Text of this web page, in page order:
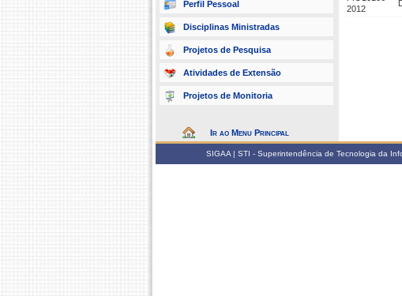
Perfil Pessoal
Disciplinas Ministradas
Projetos de Pesquisa
Atividades de Extensão
Projetos de Monitoria
Ir ao Menu Principal
2012
SIGAA | STI - Superintendência de Tecnologia da